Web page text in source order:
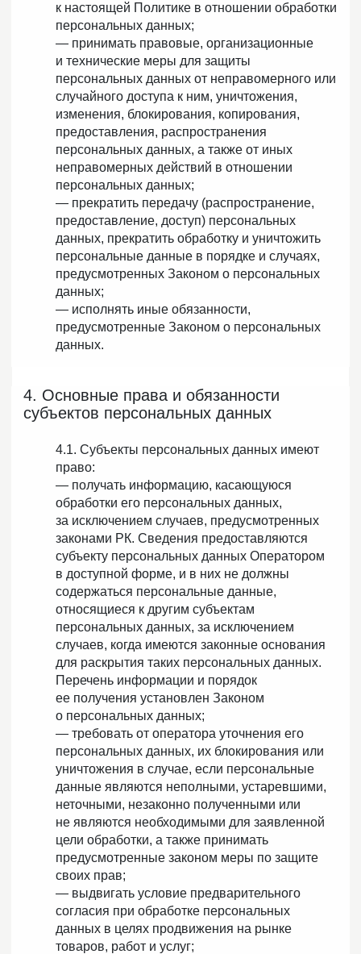
к настоящей Политике в отношении обработки
персональных данных;
— принимать правовые, организационные
и технические меры для защиты
персональных данных от неправомерного или
случайного доступа к ним, уничтожения,
изменения, блокирования, копирования,
предоставления, распространения
персональных данных, а также от иных
неправомерных действий в отношении
персональных данных;
— прекратить передачу (распространение,
предоставление, доступ) персональных
данных, прекратить обработку и уничтожить
персональные данные в порядке и случаях,
предусмотренных Законом о персональных
данных;
— исполнять иные обязанности,
предусмотренные Законом о персональных
данных.
4. Основные права и обязанности
субъектов персональных данных
4.1. Субъекты персональных данных имеют
право:
— получать информацию, касающуюся
обработки его персональных данных,
за исключением случаев, предусмотренных
законами РК. Сведения предоставляются
субъекту персональных данных Оператором
в доступной форме, и в них не должны
содержаться персональные данные,
относящиеся к другим субъектам
персональных данных, за исключением
случаев, когда имеются законные основания
для раскрытия таких персональных данных.
Перечень информации и порядок
ее получения установлен Законом
о персональных данных;
— требовать от оператора уточнения его
персональных данных, их блокирования или
уничтожения в случае, если персональные
данные являются неполными, устаревшими,
неточными, незаконно полученными или
не являются необходимыми для заявленной
цели обработки, а также принимать
предусмотренные законом меры по защите
своих прав;
— выдвигать условие предварительного
согласия при обработке персональных
данных в целях продвижения на рынке
товаров, работ и услуг;